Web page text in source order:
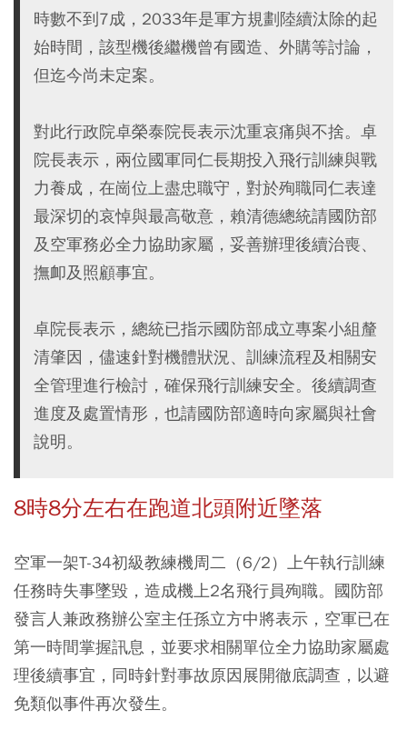
時數不到7成，2033年是軍方規劃陸續汰除的起
始時間，該型機後繼機曾有國造、外購等討論，
但迄今尚未定案。
對此行政院卓榮泰院長表示沈重哀痛與不捨。卓
院長表示，兩位國軍同仁長期投入飛行訓練與戰
力養成，在崗位上盡忠職守，對於殉職同仁表達
最深切的哀悼與最高敬意，賴清德總統請國防部
及空軍務必全力協助家屬，妥善辦理後續治喪、
撫卹及照顧事宜。
卓院長表示，總統已指示國防部成立專案小組釐
清肇因，儘速針對機體狀況、訓練流程及相關安
全管理進行檢討，確保飛行訓練安全。後續調查
進度及處置情形，也請國防部適時向家屬與社會
說明。
8時8分左右在跑道北頭附近墜落
空軍一架T-34初級教練機周二（6/2）上午執行訓練
任務時失事墜毀，造成機上2名飛行員殉職。國防部
發言人兼政務辦公室主任孫立方中將表示，空軍已在
第一時間掌握訊息，並要求相關單位全力協助家屬處
理後續事宜，同時針對事故原因展開徹底調查，以避
免類似事件再次發生。